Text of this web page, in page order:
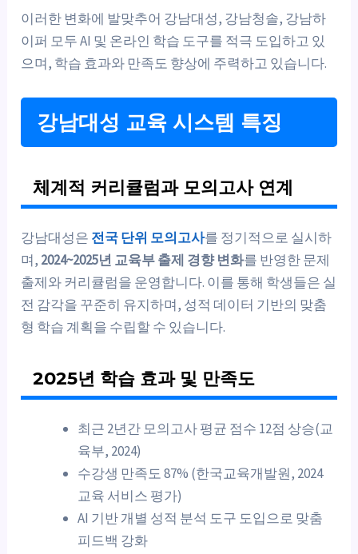
이러한 변화에 발맞추어 강남대성, 강남청솔, 강남하
이퍼 모두 AI 및 온라인 학습 도구를 적극 도입하고 있
으며, 학습 효과와 만족도 향상에 주력하고 있습니다.
강남대성 교육 시스템 특징
체계적 커리큘럼과 모의고사 연계
강남대성은 전국 단위 모의고사를 정기적으로 실시하
며, 2024~2025년 교육부 출제 경향 변화를 반영한 문제
출제와 커리큘럼을 운영합니다. 이를 통해 학생들은 실
전 감각을 꾸준히 유지하며, 성적 데이터 기반의 맞춤
형 학습 계획을 수립할 수 있습니다.
2025년 학습 효과 및 만족도
최근 2년간 모의고사 평균 점수 12점 상승(교
육부, 2024)
수강생 만족도 87% (한국교육개발원, 2024
교육 서비스 평가)
AI 기반 개별 성적 분석 도구 도입으로 맞춤
피드백 강화